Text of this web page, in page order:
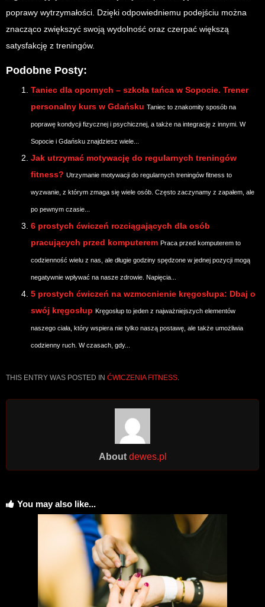
poprawy wytrzymałości. Dzięki odpowiedniemu podejściu można
znacząco zwiększyć swoją wydolność oraz czerpać większą
satysfakcję z treningów.
Podobne Posty:
Taniec dla opornych – szkoła tańca w Sopocie. Trener
personalny kurs w Gdańsku Taniec to znakomity sposób na
poprawę kondycji fizycznej i psychicznej, a także na integrację z innymi. W
Sopocie i Gdańsku znajdziesz wiele...
Jak utrzymać motywację do regularnych treningów
fitness? Utrzymanie motywacji do regularnych treningów fitness to
wyzwanie, z którym zmaga się wiele osób. Często zaczynamy z zapałem, ale
po pewnym czasie...
6 prostych ćwiczeń rozciągających dla osób
pracujących przed komputerem Praca przed komputerem to
codzienność wielu z nas, ale długie godziny spędzone w jednej pozycji mogą
negatywnie wpływać na nasze zdrowie. Napięcia...
5 prostych ćwiczeń na wzmocnienie kręgosłupa: Dbaj o
swój kręgosłup Kręgosłup to jeden z najważniejszych elementów
naszego ciała, który wspiera nie tylko naszą postawę, ale także umożliwia
codzienny ruch. W czasach, gdy...
THIS ENTRY WAS POSTED IN ĆWICZENIA FITNESS
About dewes.pl
You may also like...